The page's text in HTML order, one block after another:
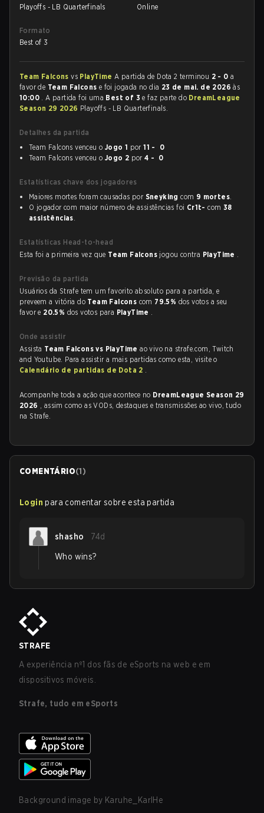
Playoffs - LB Quarterfinals
Online
Formato
Best of 3
Team Falconsvs PlayTimeA partida de Dota 2 terminou 2 - 0 a
favor de Team Falcons e foi jogada no dia 23 de mai. de 2026às
10:00 . A partida foi uma Best of 3e faz parte do DreamLeague
Season 29 2026 Playoffs - LB Quarterfinals.
Detalhes da partida
Team Falcons venceu o Jogo 1 por11 - 0
Team Falcons venceu o Jogo 2 por4 - 0
Estatísticas chave dos jogadores
Maiores mortes foram causadas por Sneyking com 9 mortes.
O jogador com maior número de assistências foi Cr1t- com 38
assistências.
Estatísticas Head-to-head
Esta foi a primeira vez que Team Falcons jogou contra PlayTime .
Previsão da partida
Usuários da Strafe tem um favorito absoluto para a partida, e
preveem a vitória do Team Falcons com 79.5% dos votos a seu
favor e 20.5% dos votos para PlayTime .
Onde assistir
Assista Team Falcons vs PlayTimeao vivo na strafe.com, Twitch
and Youtube. Para assistir a mais partidas como esta, visite o
Calendário de partidas de Dota 2 .
Acompanhe toda a ação que acontece no DreamLeague Season 29
2026 , assim como as VODs, destaques e transmissões ao vivo, tudo
na Strafe.
COMENTÁRIO(1)
Login para comentar sobre esta partida
shasho 74d
Who wins?
STRAFE
A experiência nº1 dos fãs de eSports na web e em
dispositivos móveis.
Strafe, tudo em eSports
Background image by Karuhe_KarlHe